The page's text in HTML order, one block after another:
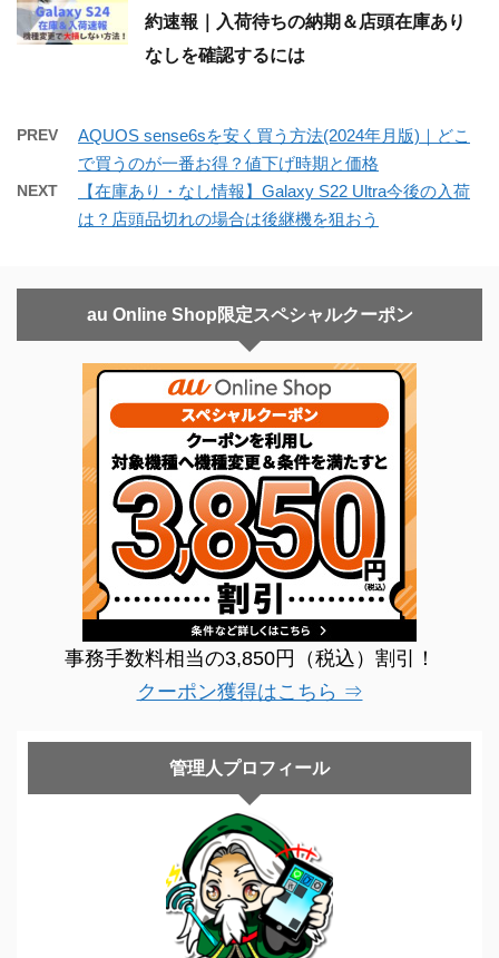
約速報｜入荷待ちの納期＆店頭在庫あり
なしを確認するには
PREV
AQUOS sense6sを安く買う方法(2024年月版)｜どこ
で買うのが一番お得？値下げ時期と価格
NEXT
【在庫あり・なし情報】Galaxy S22 Ultra今後の入荷
は？店頭品切れの場合は後継機を狙おう
au Online Shop限定スペシャルクーポン
事務手数料相当の3,850円（税込）割引！
クーポン獲得はこちら ⇒
管理人プロフィール